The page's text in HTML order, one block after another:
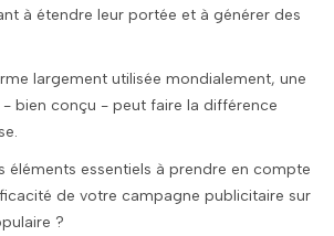
à étendre leur portée et à générer des
largement utilisée mondialement, une
bien conçu - peut faire la différence
éléments essentiels à prendre en compte
de votre campagne publicitaire sur
?